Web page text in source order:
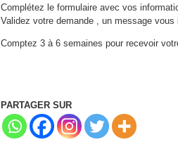
Complétez le formulaire avec vos
Validez votre demande , un message
Comptez 3 à 6 semaines pour recevoir
PARTAGER SUR